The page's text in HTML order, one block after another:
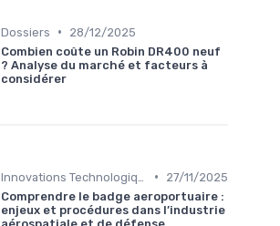
Dossiers •
28/12/2025
Combien coûte un Robin DR400 neuf
? Analyse du marché et facteurs à
considérer
•
27/11/2025
Comprendre le badge aeroportuaire :
enjeux et procédures dans l’industrie